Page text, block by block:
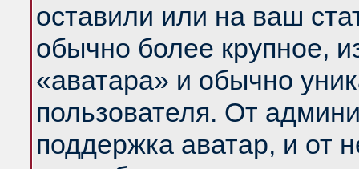
оставили или на ваш
обычно более крупное,
«аватара» и обычно
пользователя. От
поддержка аватар, и от